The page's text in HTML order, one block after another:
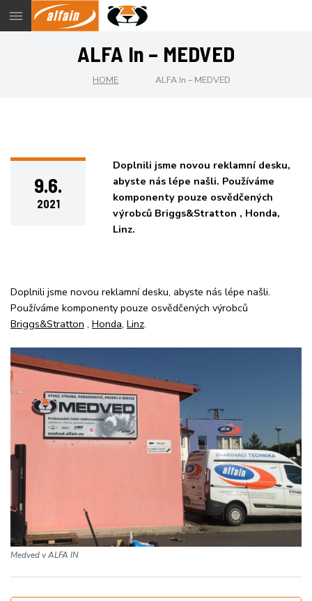
Menu
ALFA In – MEDVED
HOME ALFA In – MEDVED
9.6.
2021
Doplnili jsme novou reklamní desku,
abyste nás lépe našli. Používáme
komponenty pouze osvědčených
výrobců Briggs&Stratton , Honda,
Linz.
Doplnili jsme novou reklamní desku, abyste nás lépe našli.
Používáme komponenty pouze osvědčených výrobců
Briggs&Stratton , Honda, Linz.
Medved v ALFA IN